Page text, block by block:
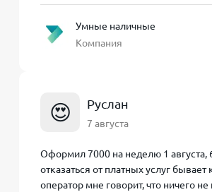
Умные наличные
Компания
😍 Руслан
7 августа
Оформил 7000 на неделю 1 августа,
отказаться от платных услуг
оператор мне говорит, что ничего